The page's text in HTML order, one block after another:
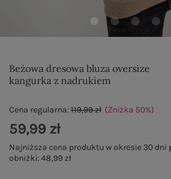
Beżowa dresowa bluza oversize
kangurka z nadrukiem
Cena regularna:119,99 zł (Zniżka 50%)
59,99 zł
Najniższa cena produktu w okresie 30 dni
obniżki:48,99 zł